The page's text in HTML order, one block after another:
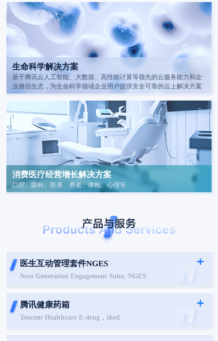
生命科学解决方案
基于腾讯云人工智能、大数据、高性能计算等领先的云服务能力和企
业微信生态，为生命科学领域企业用户提供安全可靠的云上解决方案
消费医疗经营增长解决方案
口腔、眼科、医美、养老、体检、心理等
医生互动管理套件NGES
Next Generation Engagement Suite, NGES
腾讯健康药箱
Tencent Healthcare E-drug，thed